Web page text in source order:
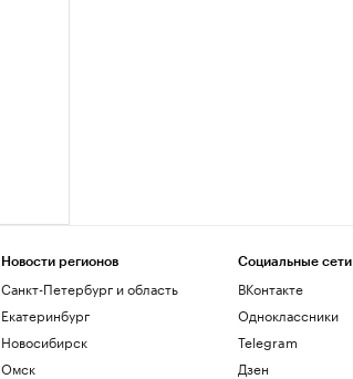
Новости регионов
Санкт-Петербург и область
Екатеринбург
Новосибирск
Омск
Социальные сети
ВКонтакте
Одноклассники
Telegram
Дзен